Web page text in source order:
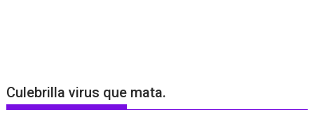
Culebrilla virus que mata.